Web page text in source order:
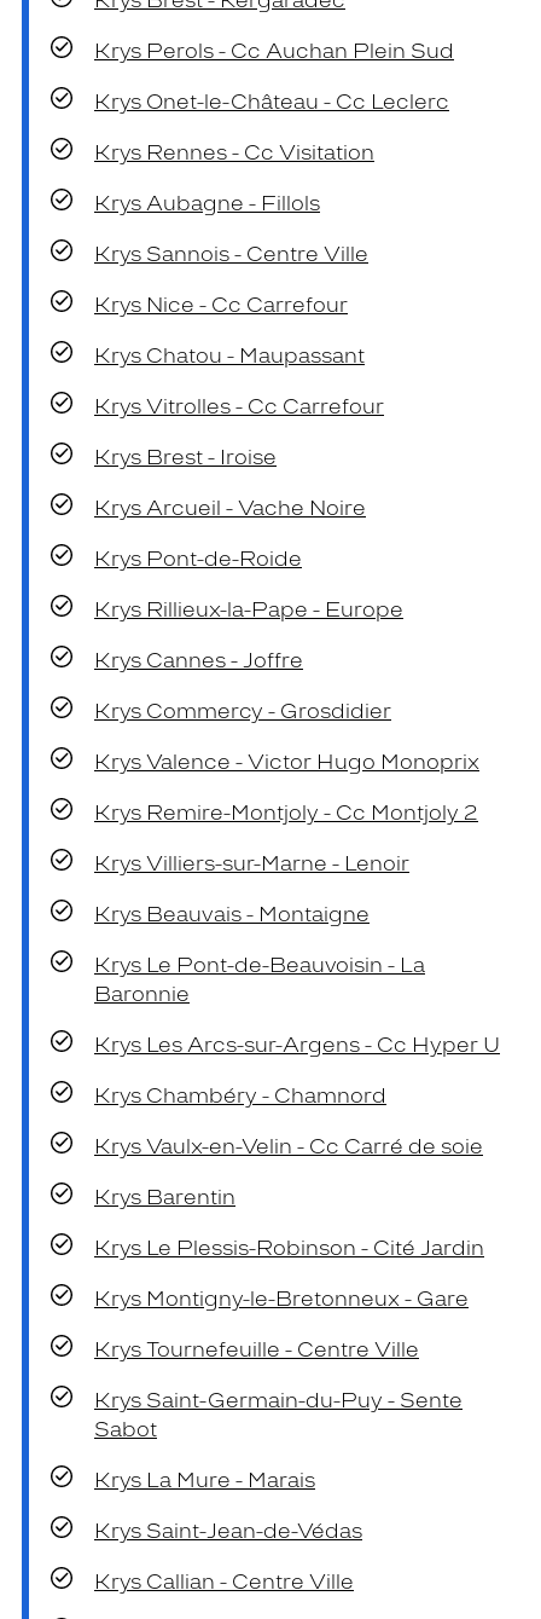
Krys Perols - Cc Auchan Plein Sud
Krys Onet-le-Château - Cc Leclerc
Krys Rennes - Cc Visitation
Krys Aubagne - Fillols
Krys Sannois - Centre Ville
Krys Nice - Cc Carrefour
Krys Chatou - Maupassant
Krys Vitrolles - Cc Carrefour
Krys Brest - Iroise
Krys Arcueil - Vache Noire
Krys Pont-de-Roide
Krys Rillieux-la-Pape - Europe
Krys Cannes - Joffre
Krys Commercy - Grosdidier
Krys Valence - Victor Hugo Monoprix
Krys Remire-Montjoly - Cc Montjoly 2
Krys Villiers-sur-Marne - Lenoir
Krys Beauvais - Montaigne
Krys Le Pont-de-Beauvoisin - La
Baronnie
Krys Les Arcs-sur-Argens - Cc Hyper U
Krys Chambéry - Chamnord
Krys Vaulx-en-Velin - Cc Carré de soie
Krys Barentin
Krys Le Plessis-Robinson - Cité Jardin
Krys Montigny-le-Bretonneux - Gare
Krys Tournefeuille - Centre Ville
Krys Saint-Germain-du-Puy - Sente
Sabot
Krys La Mure - Marais
Krys Saint-Jean-de-Védas
Krys Callian - Centre Ville